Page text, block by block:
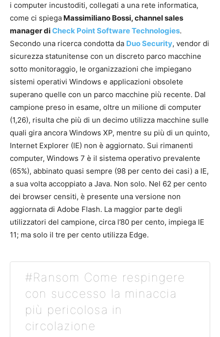
i computer incustoditi, collegati a una rete informatica,
come ci spiega Massimiliano Bossi, channel sales
manager diCheck Point Software Technologies.
Secondo una ricerca condotta da Duo Security, vendor di
sicurezza statunitense con un discreto parco macchine
sotto monitoraggio, le organizzazioni che impiegano
sistemi operativi Windows e applicazioni obsolete
superano quelle con un parco macchine più recente. Dal
campione preso in esame, oltre un milione di computer
(1,26), risulta che più di un decimo utilizza macchine sulle
quali gira ancora Windows XP, mentre su più di un quinto,
Internet Explorer (IE) non è aggiornato. Sui rimanenti
computer, Windows 7 è il sistema operativo prevalente
(65%), abbinato quasi sempre (98 per cento dei casi) a IE,
a sua volta accoppiato a Java. Non solo. Nel 62 per cento
dei browser censiti, è presente una versione non
aggiornata di Adobe Flash. La maggior parte degli
utilizzatori del campione, circa l’80 per cento, impiega IE
11; ma solo il tre per cento utilizza Edge.
#Ransom Come respingere
con successo la minaccia
più pericolosa in
circolazione